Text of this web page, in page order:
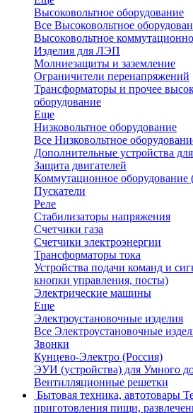
Высоковольтное оборудование
Все Высоковольтное
Высоковольтное
Изделия для ЛЭП
Молниезащиты и заземление
Ограничители перенапряжений
Трансформаторы и прочее
оборудование
Еще
Низковольтное оборудование
Все Низковольтное
Дополнительные устройства
Защита двигателей
Коммутационное оборудование
Пускатели
Реле
Стабилизаторы напряжения
Счетчики газа
Счетчики электроэнергии
Трансформаторы тока
Устройства подачи команд и
кнопки управления, посты)
Электрические машины
Еще
Электроустановочные изделия
Все Электроустановочные
Звонки
Кунцево-Электро (Россия)
ЭУИ (устройства) для Умного
Вентилляционные решетки
Бытовая техника, автотовары
приготовления пищи,